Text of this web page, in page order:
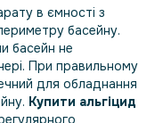
в ємності з
басейну.
басейн не
При правильному
для обладнання
Купити альгіцид